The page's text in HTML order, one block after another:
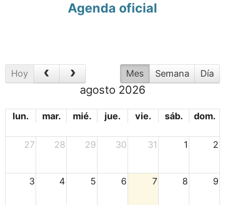
Agenda oficial
Hoy Mes Semana Día
agosto 2026
lun. mar. mié. jue. vie. sáb. dom.
27 28 29 30 31 1 2
3 4 5 6 7 8 9